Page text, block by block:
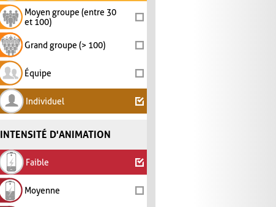
Moyen groupe (entre 30
et 100)
Grand groupe (> 100)
Équipe
Individuel
INTENSITÉ D'ANIMATION
Faible
Moyenne